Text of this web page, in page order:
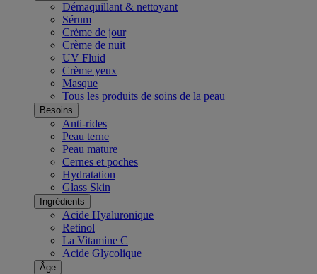
Démaquillant & nettoyant
Sérum
Crème de jour
Crème de nuit
UV Fluid
Crème yeux
Masque
Tous les produits de soins de la peau
Besoins
Anti-rides
Peau terne
Peau mature
Cernes et poches
Hydratation
Glass Skin
Ingrédients
Acide Hyaluronique
Retinol
La Vitamine C
Acide Glycolique
Âge